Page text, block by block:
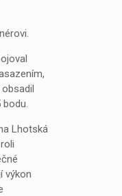
bodu.
Lhotská
výkon